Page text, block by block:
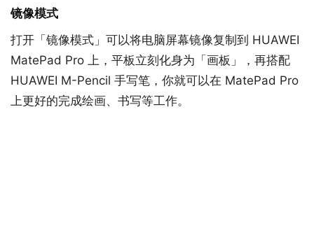
镜像模式
打开「镜像模式」可以将电脑屏幕镜像复制到 HUAWEI
MatePad Pro 上，平板立刻化身为「画板」，再搭配
HUAWEI M-Pencil 手写笔，你就可以在 MatePad Pro
上更好的完成绘画、书写等工作。